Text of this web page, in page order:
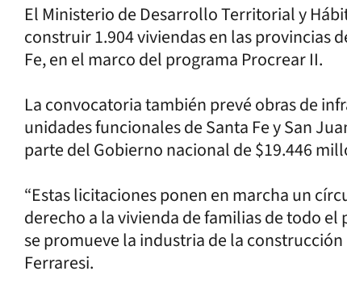
El Ministerio de Desarrollo Territorial y
construir 1.904 viviendas en las provincias
Fe, en el marco del programa Procrear II.
La convocatoria también prevé obras de
unidades funcionales de Santa Fe y San
parte del Gobierno nacional de $19.446
“Estas licitaciones ponen en marcha un
derecho a la vivienda de familias de todo el
se promueve la industria de la
Ferraresi.